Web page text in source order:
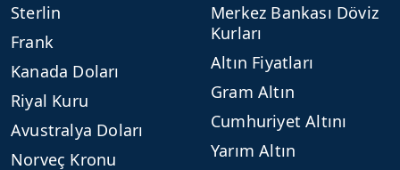
Sterlin
Frank
Kanada Doları
Riyal Kuru
Avustralya Doları
Norveç Kronu
Merkez Bankası Döviz
Kurları
Altın Fiyatları
Gram Altın
Cumhuriyet Altını
Yarım Altın